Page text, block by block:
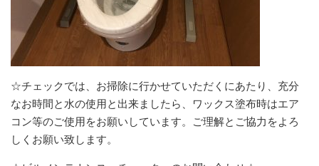
☆チェックでは、お掃除に行かせていただくにあたり、充分
なお時間と水の使用と出来ましたら、ワックス塗布時はエア
コン等のご使用をお願いしています。ご理解とご協力をよろ
しくお願い致します。